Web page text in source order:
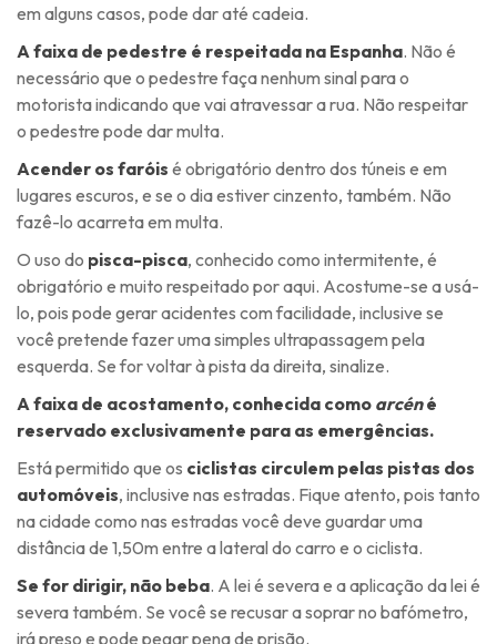
em alguns casos, pode dar até cadeia.
A faixa de pedestre é respeitada na Espanha. Não é
necessário que o pedestre faça nenhum sinal para o
motorista indicando que vai atravessar a rua. Não respeitar
o pedestre pode dar multa.
Acender os faróis é obrigatório dentro dos túneis e em
lugares escuros, e se o dia estiver cinzento, também. Não
fazê-lo acarreta em multa.
O uso do pisca-pisca, conhecido como intermitente, é
obrigatório e muito respeitado por aqui. Acostume-se a usá-
lo, pois pode gerar acidentes com facilidade, inclusive se
você pretende fazer uma simples ultrapassagem pela
esquerda. Se for voltar à pista da direita, sinalize.
A faixa de acostamento, conhecida como arcéné
reservado exclusivamente para as emergências.
Está permitido que os ciclistas circulem pelas pistas dos
automóveis, inclusive nas estradas. Fique atento, pois tanto
na cidade como nas estradas você deve guardar uma
distância de 1,50m entre a lateral do carro e o ciclista.
Se for dirigir, não beba. A lei é severa e a aplicação da lei é
severa também. Se você se recusar a soprar no bafómetro,
irá preso e pode pegar pena de prisão.